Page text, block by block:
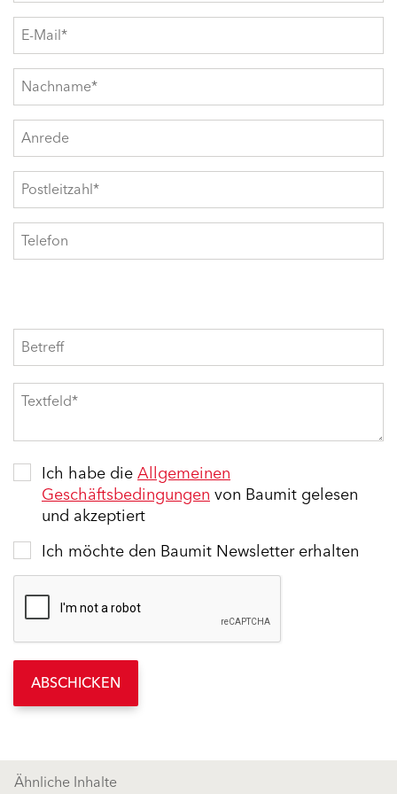
Ich habe dieAllgemeinen
Geschäftsbedingungenvon Baumit gelesen
und akzeptiert
Ich möchte den Baumit Newsletter erhalten
ABSCHICKEN
Ähnliche Inhalte